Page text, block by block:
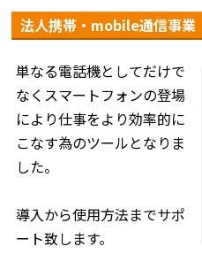
法人携帯・mobile通信事業
単なる電話機としてだけで
なくスマートフォンの登場
により仕事をより効率的に
こなす為のツールとなりま
した。
導入から使用方法までサポ
ート致します。